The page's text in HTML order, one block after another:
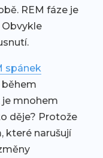
REM fáze je
Obvykle
spánek
během
je mnohem
děje? Protože
které narušují